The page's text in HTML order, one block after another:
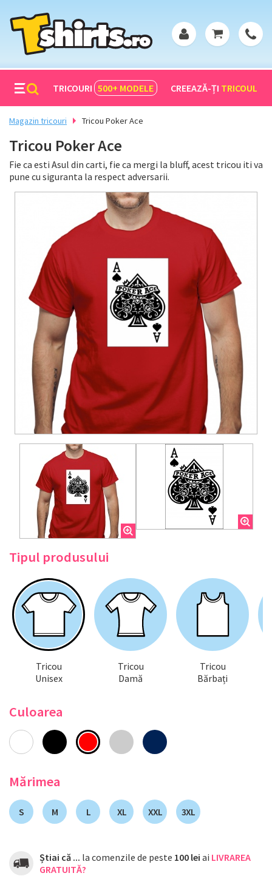
TRICOURI 500+ MODELE CREEAZĂ-ȚI TRICOUL
Magazin tricouri Tricou Poker Ace
Tricou Poker Ace
Fie ca esti Asul din carti, fie ca mergi la bluff, acest tricou iti va
pune cu siguranta la respect adversarii.
Tipul produsului
Tricou
Unisex
Tricou
Damă
Tricou
Bărbați
Culoarea
Mărimea
S M L XL XXL 3XL
Știai că ... la comenzile de peste 100 lei ai LIVRAREA
GRATUITĂ?